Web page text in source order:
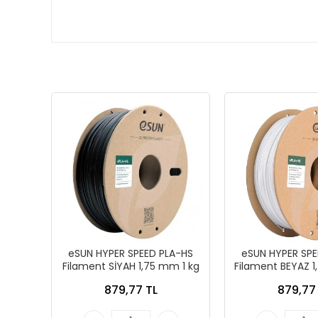
eSUN HYPER SPEED PLA-HS
Filament SİYAH 1,75 mm 1 kg
879,77 TL
eSUN HYPER
Filament BEYAZ
879,77